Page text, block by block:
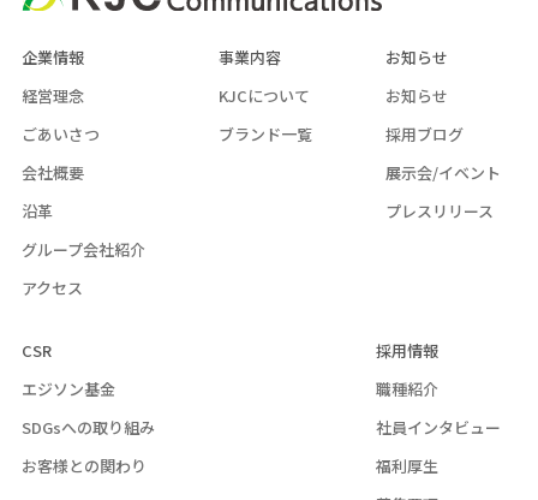
企業情報
経営理念
ごあいさつ
会社概要
沿革
グループ会社紹介
アクセス
事業内容
KJCについて
ブランド一覧
お知らせ
お知らせ
採用ブログ
展示会/イベント
プレスリリース
CSR
エジソン基金
SDGsへの取り組み
お客様との関わり
採用情報
職種紹介
社員インタビュー
福利厚生